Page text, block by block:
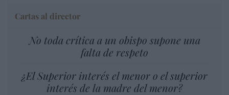
Cartas al director
No toda crítica a un obispo supone una
falta de respeto
¿El Superior interés el menor o el superior
interés de la madre del menor?